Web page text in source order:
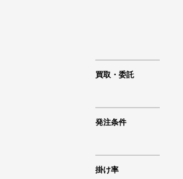
買取・委託
発注条件
掛け率